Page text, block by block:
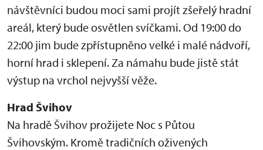
návštěvníci budou moci sami projít zšeřelý hradní
areál, který bude osvětlen svíčkami. Od 19:00 do
22:00 jim bude zpřístupněno velké i malé nádvoří,
horní hrad i sklepení. Za námahu bude jistě stát
výstup na vrchol nejvyšší věže.
Hrad Švihov
Na hradě Švihov prožijete Noc s Půtou
Švihovským. Kromě tradičních oživených